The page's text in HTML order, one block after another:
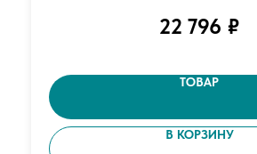
22 796 ₽
ТОВАР
В КОРЗИНУ